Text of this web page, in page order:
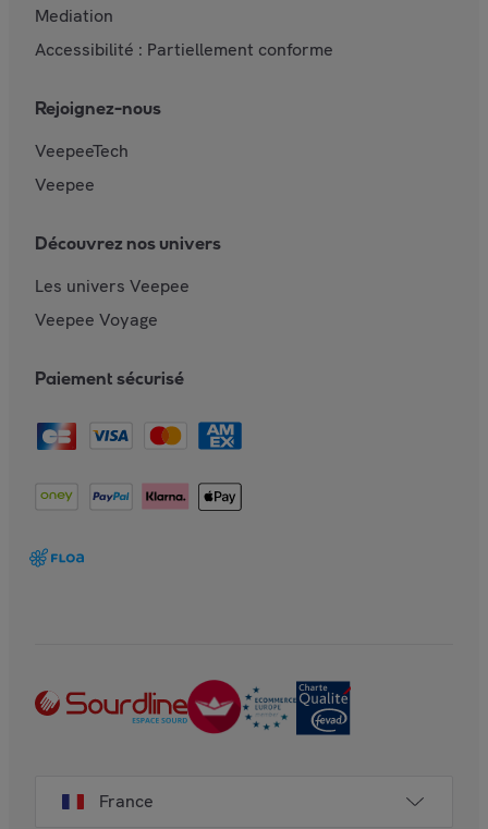
Mediation
Accessibilité : Partiellement conforme
Rejoignez-nous
VeepeeTech
Veepee
Découvrez nos univers
Les univers Veepee
Veepee Voyage
Paiement sécurisé
France